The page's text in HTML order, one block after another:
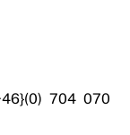
704 070